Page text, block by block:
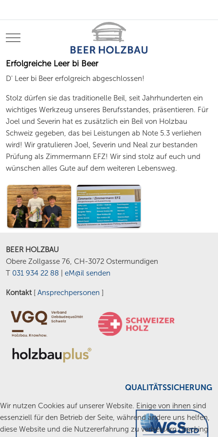
Mobile Menu Toggle
Erfolgreiche Leer bi Beer
D' Leer bi Beer erfolgreich abgeschlossen!
Stolz dürfen sie das traditionelle Beil, seit Jahrhunderten ein
wichtiges Werkzeug unseres Berufsstandes, präsentieren. Für
Joel und Severin hat es zusätzlich ein Beil von Holzbau
Schweiz gegeben, das bei Leistungen ab Note 5.3 verliehen
wird! Wir gratulieren Joel, Severin und Neal zur bestanden
Prüfung als Zimmermann EFZ! Wir sind stolz auf euch und
wünschen alles Gute auf dem weiteren Lebensweg.
BEER HOLZBAU
Obere Zollgasse 76, CH-3072 Ostermundigen
T 031 934 22 88 eM@il senden
Kontakt [ Ansprechpersonen ]
QUALITÄTSSICHERUNG
Wir nutzen Cookies auf unserer Website. Einige von ihnen sind
essenziell für den Betrieb der Seite, während andere uns helfen,
diese Website und die Nutzererfahrung zu verbessern (Tracking